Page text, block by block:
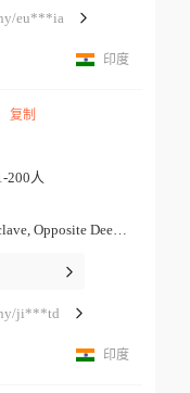
eu***ia
印度
复制
200人
B 7/3, Safdarjung Enclave, Opposite Deer Park, B-7/extension, Block B 7, Arjun Nagar New Delhi New Delhi
ji***td
印度